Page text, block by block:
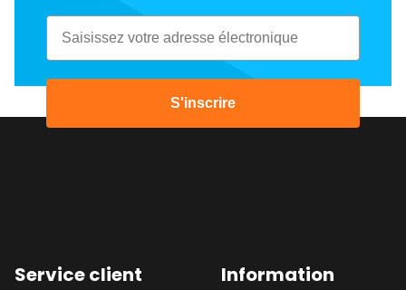
Email
S'inscrire
Service client Information